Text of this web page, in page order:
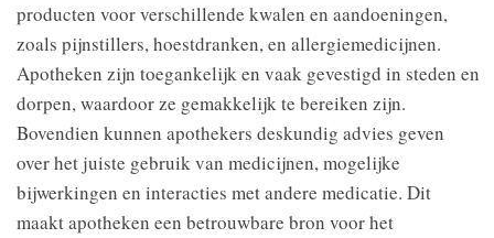
producten voor verschillende kwalen en aandoeningen,
zoals pijnstillers, hoestdranken, en allergiemedicijnen.
Apotheken zijn toegankelijk en vaak gevestigd in steden en
dorpen, waardoor ze gemakkelijk te bereiken zijn.
Bovendien kunnen apothekers deskundig advies geven
over het juiste gebruik van medicijnen, mogelijke
bijwerkingen en interacties met andere medicatie. Dit
maakt apotheken een betrouwbare bron voor het